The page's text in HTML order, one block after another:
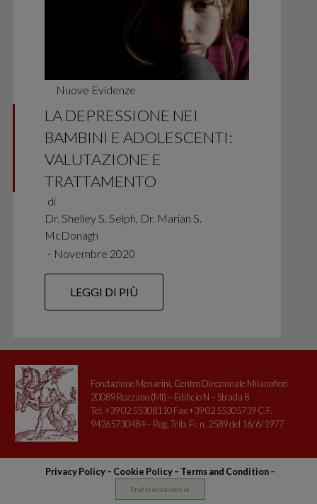
Nuove Evidenze
LA DEPRESSIONE NEI
BAMBINI E ADOLESCENTI:
VALUTAZIONE E
TRATTAMENTO
di
Dr. Shelley S. Selph, Dr. Marian S.
McDonagh
∙ Novembre 2020
LEGGI DI PIÙ
Fondazione Menarini, Centro Direzionale Milanofiori
20089 Rozzano (MI) – Edificio N – Strada 8
Tel. +39 02 55308110 Fax +39 02 55305739 C.F.
94265730484 – Reg. Trib. Fi. n. 2589 del 16/6/1977
Privacy Policy– Cookie Policy – Terms and Condition–
Preferenze cookie